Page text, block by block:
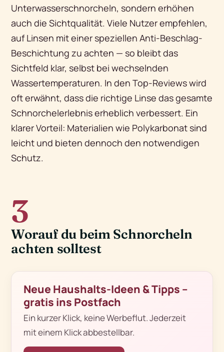
Unterwasserschnorcheln, sondern erhöhen
auch die Sichtqualität. Viele Nutzer empfehlen,
auf Linsen mit einer speziellen Anti-Beschlag-
Beschichtung zu achten — so bleibt das
Sichtfeld klar, selbst bei wechselnden
Wassertemperaturen. In den Top-Reviews wird
oft erwähnt, dass die richtige Linse das gesamte
Schnorchelerlebnis erheblich verbessert. Ein
klarer Vorteil: Materialien wie Polykarbonat sind
leicht und bieten dennoch den notwendigen
Schutz.
3
Worauf du beim Schnorcheln
achten solltest
Neue Haushalts-Ideen & Tipps –
gratis ins Postfach
Ein kurzer Klick, keine Werbeflut. Jederzeit
mit einem Klick abbestellbar.